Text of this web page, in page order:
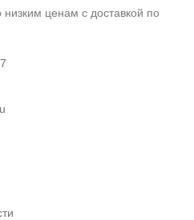
ценам с доставкой по